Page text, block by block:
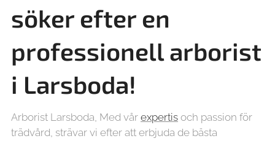
söker efter en
professionell arborist
i Larsboda!
Arborist Larsboda, Med vår expertis och passion för
trädvård, strävar vi efter att erbjuda de bästa